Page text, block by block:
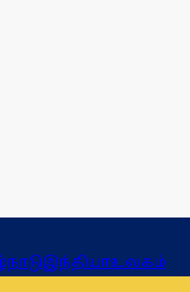
இந்தியாஉலகம்